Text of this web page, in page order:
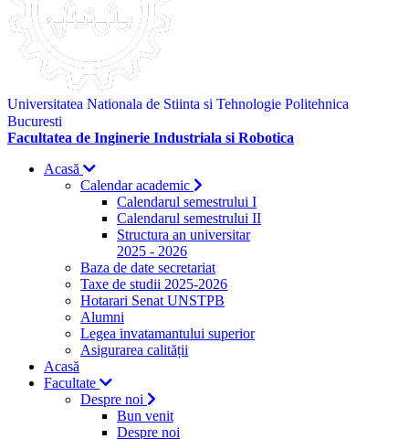
Universitatea Nationala de Stiinta si Tehnologie Politehnica
Bucuresti
Facultatea de Inginerie Industriala si Robotica
Acasă
Calendar academic
Calendarul semestrului I
Calendarul semestrului II
Structura an universitar
2025 - 2026
Baza de date secretariat
Taxe de studii 2025-2026
Hotarari Senat UNSTPB
Alumni
Legea invatamantului superior
Asigurarea calității
Acasă
Facultate
Despre noi
Bun venit
Despre noi